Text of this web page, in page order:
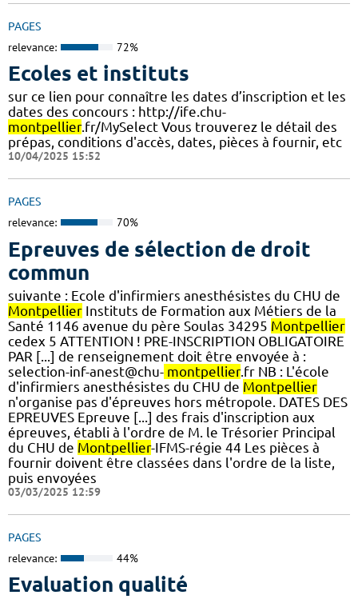
PAGES
relevance: 72%
Ecoles et instituts
sur ce lien pour connaître les dates d’inscription et les
dates des concours : http://ife.chu-
montpellier.fr/MySelect Vous trouverez le détail des
prépas, conditions d'accès, dates, pièces à fournir, etc
10/04/2025 15:52
PAGES
relevance: 70%
Epreuves de sélection de droit
commun
suivante : Ecole d'infirmiers anesthésistes du CHU de
Montpellier Instituts de Formation aux Métiers de la
Santé 1146 avenue du père Soulas 34295 Montpellier
cedex 5 ATTENTION ! PRE-INSCRIPTION OBLIGATOIRE
PAR [...] de renseignement doit être envoyée à :
selection-inf-anest@chu- montpellier.fr NB : L'école
d'infirmiers anesthésistes du CHU de Montpellier
n'organise pas d'épreuves hors métropole. DATES DES
EPREUVES Epreuve [...] des frais d'inscription aux
épreuves, établi à l'ordre de M. le Trésorier Principal
du CHU de Montpellier-IFMS-régie 44 Les pièces à
fournir doivent être classées dans l'ordre de la liste,
puis envoyées
03/03/2025 12:59
PAGES
relevance: 44%
Evaluation qualité